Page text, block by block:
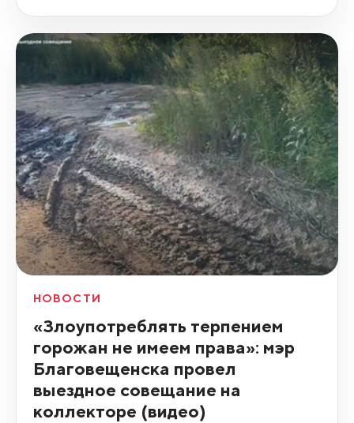
НОВОСТИ
«Злоупотреблять терпением
горожан не имеем права»: мэр
Благовещенска провел
выездное совещание на
коллекторе (видео)